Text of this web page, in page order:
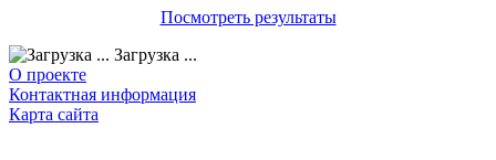
Посмотреть результаты
Загрузка ...
О проекте
Контактная информация
Карта сайта